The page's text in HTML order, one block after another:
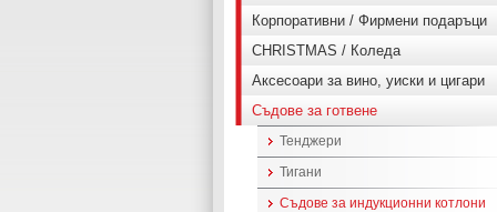
Корпоративни / Фирмени подаръци
CHRISTMAS / Коледа
Аксесоари за вино, уиски и цигари
Съдове за готвене
Тенджери
Тигани
Съдове за индукционни котлони